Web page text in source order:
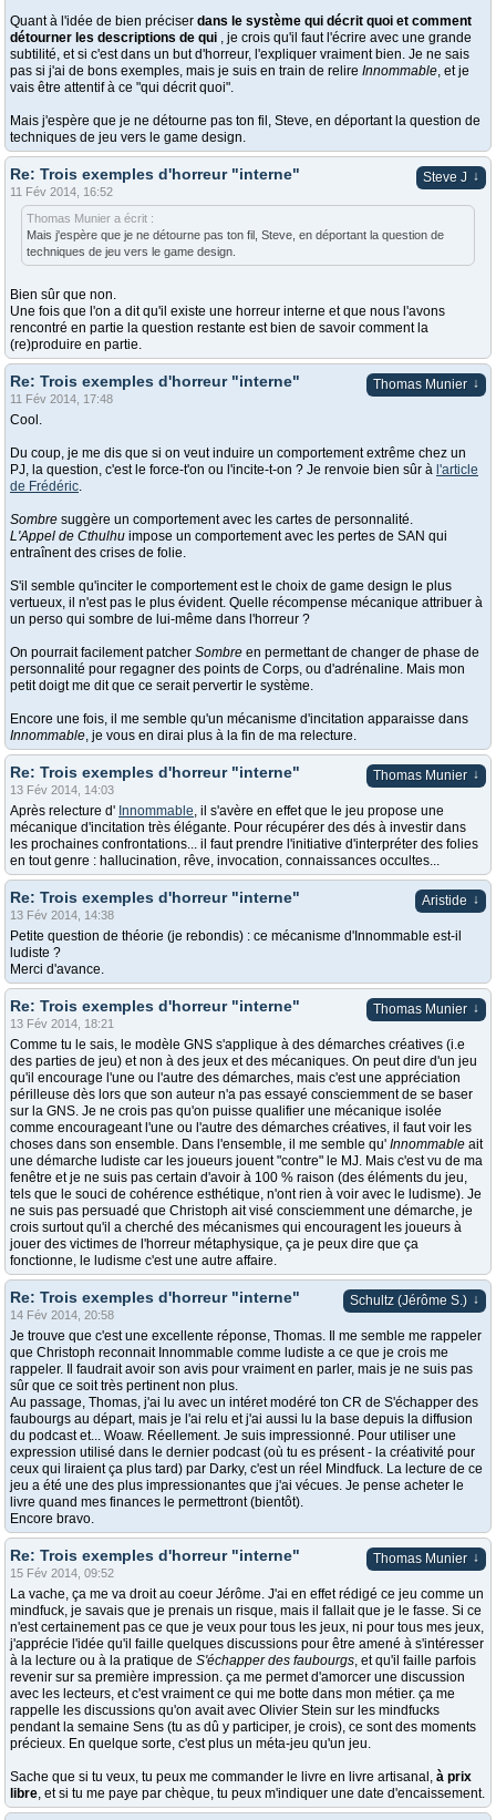
Quant à l'idée de bien préciser dans le système qui décrit quoi et comment
détourner les descriptions de qui , je crois qu'il faut l'écrire avec une grande
subtilité, et si c'est dans un but d'horreur, l'expliquer vraiment bien. Je ne sais
pas si j'ai de bons exemples, mais je suis en train de relire Innommable, et je
vais être attentif à ce "qui décrit quoi".
Mais j'espère que je ne détourne pas ton fil, Steve, en déportant la question de
techniques de jeu vers le game design.
Steve J ↓
Re: Trois exemples d'horreur "interne"
11 Fév 2014, 16:52
Thomas Munier a écrit :
Mais j'espère que je ne détourne pas ton fil, Steve, en déportant la question de
techniques de jeu vers le game design.
Bien sûr que non.
Une fois que l'on a dit qu'il existe une horreur interne et que nous l'avons
rencontré en partie la question restante est bien de savoir comment la
(re)produire en partie.
Thomas Munier ↓
Re: Trois exemples d'horreur "interne"
11 Fév 2014, 17:48
Cool.
Du coup, je me dis que si on veut induire un comportement extrême chez un
PJ, la question, c'est le force-t'on ou l'incite-t-on ? Je renvoie bien sûr à l'article
de Frédéric.
Sombre suggère un comportement avec les cartes de personnalité.
L'Appel de Cthulhu impose un comportement avec les pertes de SAN qui
entraînent des crises de folie.
S'il semble qu'inciter le comportement est le choix de game design le plus
vertueux, il n'est pas le plus évident. Quelle récompense mécanique attribuer à
un perso qui sombre de lui-même dans l'horreur ?
On pourrait facilement patcher Sombre en permettant de changer de phase de
personnalité pour regagner des points de Corps, ou d'adrénaline. Mais mon
petit doigt me dit que ce serait pervertir le système.
Encore une fois, il me semble qu'un mécanisme d'incitation apparaisse dans
Innommable, je vous en dirai plus à la fin de ma relecture.
Thomas Munier ↓
Re: Trois exemples d'horreur "interne"
13 Fév 2014, 14:03
Après relecture d' Innommable, il s'avère en effet que le jeu propose une
mécanique d'incitation très élégante. Pour récupérer des dés à investir dans
les prochaines confrontations... il faut prendre l'initiative d'interpréter des folies
en tout genre : hallucination, rêve, invocation, connaissances occultes...
Aristide ↓
Re: Trois exemples d'horreur "interne"
13 Fév 2014, 14:38
Petite question de théorie (je rebondis) : ce mécanisme d'Innommable est-il
ludiste ?
Merci d'avance.
Thomas Munier ↓
Re: Trois exemples d'horreur "interne"
13 Fév 2014, 18:21
Comme tu le sais, le modèle GNS s'applique à des démarches créatives (i.e
des parties de jeu) et non à des jeux et des mécaniques. On peut dire d'un jeu
qu'il encourage l'une ou l'autre des démarches, mais c'est une appréciation
périlleuse dès lors que son auteur n'a pas essayé consciemment de se baser
sur la GNS. Je ne crois pas qu'on puisse qualifier une mécanique isolée
comme encourageant l'une ou l'autre des démarches créatives, il faut voir les
choses dans son ensemble. Dans l'ensemble, il me semble qu' Innommable ait
une démarche ludiste car les joueurs jouent "contre" le MJ. Mais c'est vu de ma
fenêtre et je ne suis pas certain d'avoir à 100 % raison (des éléments du jeu,
tels que le souci de cohérence esthétique, n'ont rien à voir avec le ludisme). Je
ne suis pas persuadé que Christoph ait visé consciemment une démarche, je
crois surtout qu'il a cherché des mécanismes qui encouragent les joueurs à
jouer des victimes de l'horreur métaphysique, ça je peux dire que ça
fonctionne, le ludisme c'est une autre affaire.
Schultz (Jérôme S.) ↓
Re: Trois exemples d'horreur "interne"
14 Fév 2014, 20:58
Je trouve que c'est une excellente réponse, Thomas. Il me semble me rappeler
que Christoph reconnait Innommable comme ludiste a ce que je crois me
rappeler. Il faudrait avoir son avis pour vraiment en parler, mais je ne suis pas
sûr que ce soit très pertinent non plus.
Au passage, Thomas, j'ai lu avec un intéret modéré ton CR de S'échapper des
faubourgs au départ, mais je l'ai relu et j'ai aussi lu la base depuis la diffusion
du podcast et... Woaw. Réellement. Je suis impressionné. Pour utiliser une
expression utilisé dans le dernier podcast (où tu es présent - la créativité pour
ceux qui liraient ça plus tard) par Darky, c'est un réel Mindfuck. La lecture de ce
jeu a été une des plus impressionantes que j'ai vécues. Je pense acheter le
livre quand mes finances le permettront (bientôt).
Encore bravo.
Thomas Munier ↓
Re: Trois exemples d'horreur "interne"
15 Fév 2014, 09:52
La vache, ça me va droit au coeur Jérôme. J'ai en effet rédigé ce jeu comme un
mindfuck, je savais que je prenais un risque, mais il fallait que je le fasse. Si ce
n'est certainement pas ce que je veux pour tous les jeux, ni pour tous mes jeux,
j'apprécie l'idée qu'il faille quelques discussions pour être amené à s'intéresser
à la lecture ou à la pratique de S'échapper des faubourgs, et qu'il faille parfois
revenir sur sa première impression. ça me permet d'amorcer une discussion
avec les lecteurs, et c'est vraiment ce qui me botte dans mon métier. ça me
rappelle les discussions qu'on avait avec Olivier Stein sur les mindfucks
pendant la semaine Sens (tu as dû y participer, je crois), ce sont des moments
précieux. En quelque sorte, c'est plus un méta-jeu qu'un jeu.
Sache que si tu veux, tu peux me commander le livre en livre artisanal, à prix
libre, et si tu me paye par chèque, tu peux m'indiquer une date d'encaissement.